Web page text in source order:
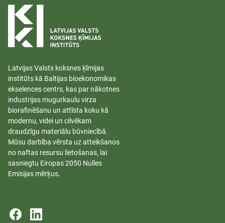
Latvijas Valsts koksnes ķīmijas
institūts kā Baltijas bioekonomikas
ekselences centrs, kas par nākotnes
industrijas mugurkaulu virza
biorafinēšanu un attīsta koku kā
modernu, videi un cilvēkam
draudzīgu materiālu būvniecībā.
Mūsu darbība vērsta uz atteikšanos
no naftas resursu lietošanas, lai
sasniegtu Eiropas 2050 Nulles
Emisijas mērķus.